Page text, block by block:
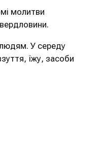
молитви
У середу
їжу, засоби